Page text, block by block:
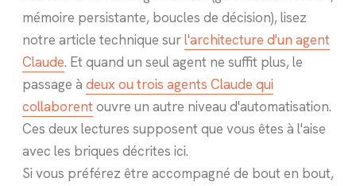
mémoire persistante, boucles de décision), lisez
notre article technique surl'architecture d'un agent
Claude. Et quand un seul agent ne suffit plus, le
passage à deux ou trois agents Claude qui
collaborentouvre un autre niveau d'automatisation.
Ces deux lectures supposent que vous êtes à l'aise
avec les briques décrites ici.
Si vous préférez être accompagné de bout en bout,